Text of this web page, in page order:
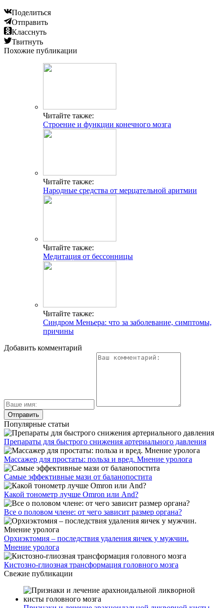
Поделиться
Отправить
Класснуть
Твитнуть
Похожие публикации
Читайте также:
Строение и функции конечного мозга
Читайте также:
Народные средства от мерцательной аритмии
Читайте также:
Медитация от бессонницы
Читайте также:
Синдром Меньера: что за заболевание, симптомы,
причины
Добавить комментарий
Популярные статьи
Препараты для быстрого снижения артериального давления
Массажер для простаты: польза и вред. Мнение уролога
Самые эффективные мази от баланопостита
Какой тонометр лучше Omron или And?
Все о половом члене: от чего зависит размер органа?
Орхиэктомия – последствия удаления яичек у мужчин.
Мнение уролога
Кистозно-глиозная трансформация головного мозга
Свежие публикации